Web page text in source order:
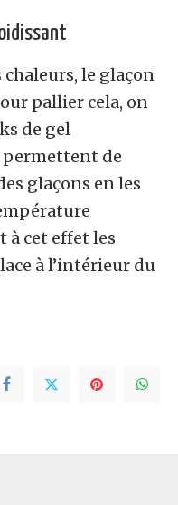
le glaçon
pallier cela, on
de gel
permettent de
glaçons en les
cet effet les
à l’intérieur du